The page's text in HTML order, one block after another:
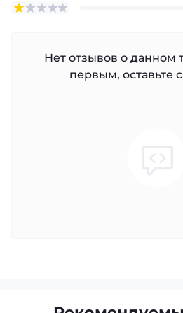
Нет отзывов о данном
первым, оставьте